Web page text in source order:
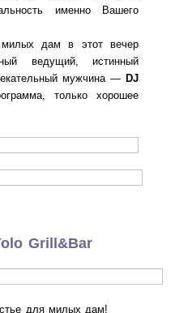
именно Вашего
дам в этот вечер
ведущий, истинный
мужчина — DJ
только хорошее
Grill&Bar
для милых дам!